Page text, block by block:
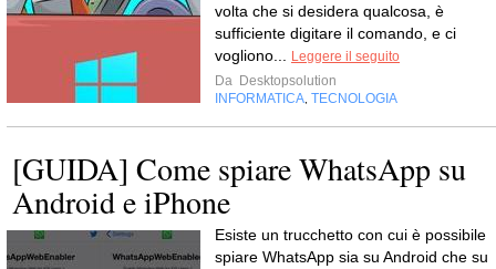
volta che si desidera qualcosa, è
sufficiente digitare il comando, e ci
vogliono...
Leggere il seguito
Da Desktopsolution
INFORMATICA TECNOLOGIA
[GUIDA] Come spiare WhatsApp su
Android e iPhone
Esiste un trucchetto con cui è possibile
spiare WhatsApp sia su Android che su